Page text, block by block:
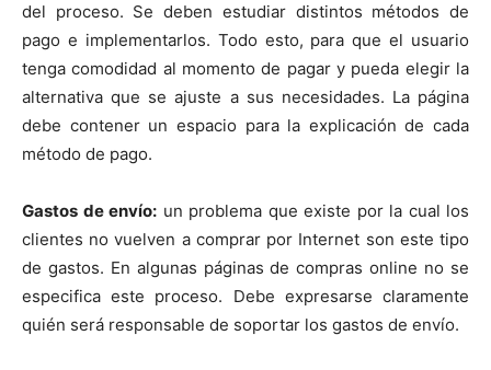
del proceso. Se deben estudiar distintos métodos de
pago e implementarlos. Todo esto, para que el usuario
tenga comodidad al momento de pagar y pueda elegir la
alternativa que se ajuste a sus necesidades. La página
debe contener un espacio para la explicación de cada
método de pago.
Gastos de envío: un problema que existe por la cual los
clientes no vuelven a comprar por Internet son este tipo
de gastos. En algunas páginas de compras online no se
especifica este proceso. Debe expresarse claramente
quién será responsable de soportar los gastos de envío.